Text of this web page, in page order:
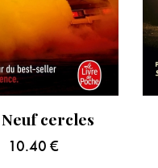
cercles
10.40€